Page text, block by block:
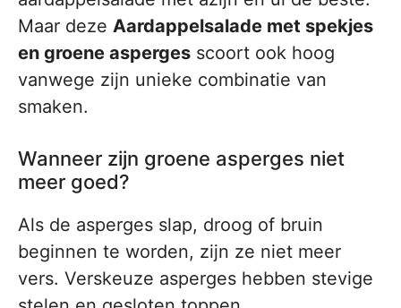
Maar deze Aardappelsalade met spekjes
en groene asperges scoort ook hoog
vanwege zijn unieke combinatie van
smaken.
Wanneer zijn groene asperges niet
meer goed?
Als de asperges slap, droog of bruin
beginnen te worden, zijn ze niet meer
vers. Verskeuze asperges hebben stevige